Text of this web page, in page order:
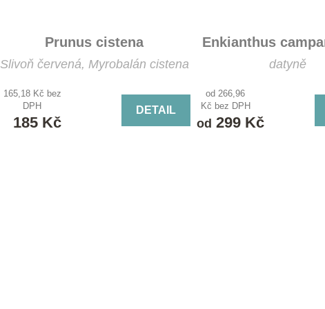
Prunus cistena
Slivoň červená, Myrobalán cistena
165,18 Kč bez
DPH
185 Kč
DETAIL
Enkianthus
datyně
od 266,96
Kč bez DPH
od 299 Kč